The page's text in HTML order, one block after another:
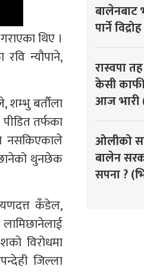
थिए ।
न्यौपाने,
शम्भु बर्तौला
तर्फका
नसकिएकाले
थुनछेक
कँडेल,
विरोधमा
जिल्ला
बालेनबाट
पार्ने
रास्वपा
केसी
आज भारी
ओलीको
बालेन
सपना ?